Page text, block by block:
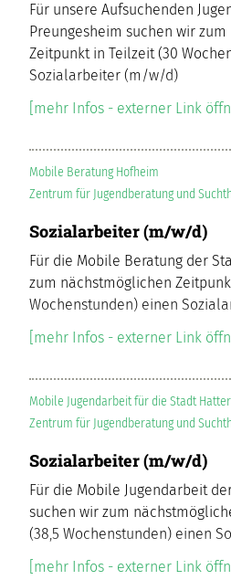
Für unsere Aufsuchenden
Preungesheim suchen wir
Zeitpunkt in Teilzeit (30
Sozialarbeiter (m/w/d)
[mehr Infos - externer Link
Mobile Beratung Hofheim
Zentrum für Jugendberatung und
Sozialarbeiter (m/w/d)
Für die Mobile Beratung der
zum nächstmöglichen
Wochenstunden) einen
[mehr Infos - externer Link
Mobile Jugendarbeit für die Stadt
Zentrum für Jugendberatung und
Sozialarbeiter (m/w/d)
Für die Mobile Jugendarbeit
suchen wir zum
(38,5 Wochenstunden) einen
[mehr Infos - externer Link